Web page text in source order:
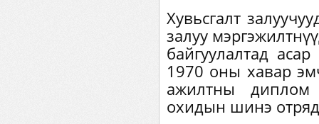
Хувьсгалт
залуу
байгуулалтад
1970 оны хавар
ажилтны диплом
охидын шинэ